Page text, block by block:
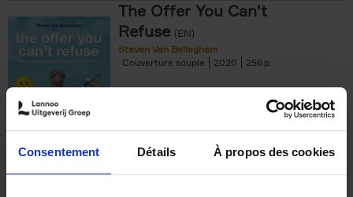
Consentement Détails À propos des cookies
The Offer You Can't
Refuse (EN)
Steven Van Belleghem
Couverture souple
2020 256
€37,50